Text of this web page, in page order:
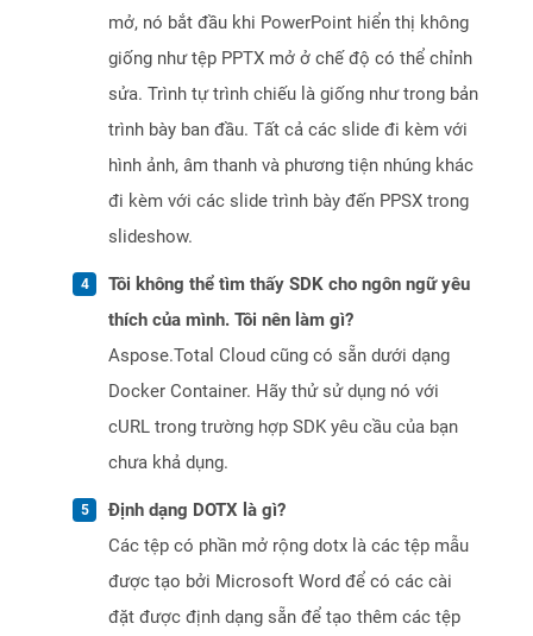
mở, nó bắt đầu khi PowerPoint hiển thị không
giống như tệp PPTX mở ở chế độ có thể chỉnh
sửa. Trình tự trình chiếu là giống như trong bản
trình bày ban đầu. Tất cả các slide đi kèm với
hình ảnh, âm thanh và phương tiện nhúng khác
đi kèm với các slide trình bày đến PPSX trong
slideshow.
Tôi không thể tìm thấy SDK cho ngôn ngữ yêu
thích của mình. Tôi nên làm gì?
Aspose.Total Cloud cũng có sẵn dưới dạng
Docker Container. Hãy thử sử dụng nó với
cURL trong trường hợp SDK yêu cầu của bạn
chưa khả dụng.
Định dạng DOTX là gì?
Các tệp có phần mở rộng dotx là các tệp mẫu
được tạo bởi Microsoft Word để có các cài
đặt được định dạng sẵn để tạo thêm các tệp